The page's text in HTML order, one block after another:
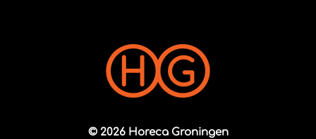
© 2026 Horeca Groningen